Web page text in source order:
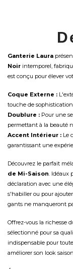
Ganterie Laura
Noir intemporel,
est conçu pour élever
Coque Externe :
touche de
Doublure : Pour une
permettant à la beauté
Accent Intérieur : Le
garantissant une
Découvrez le parfait
de Mi-Saison. Idéaux
déclaration avec une
s'habiller ou pour
gants ne manqueront
Offrez-vous la richesse
sélectionné pour sa
indispensable pour
améliorer son look